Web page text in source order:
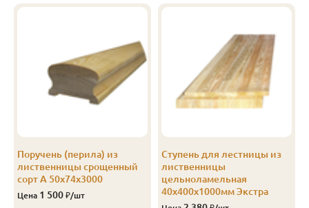
Поручень (перила) из
лиственницы срощенный
сорт А 50х74х3000
Цена 1 500 ₽/шт
Ступень для лестницы из
лиственницы
цельноламельная
40х400х1000мм Экстра